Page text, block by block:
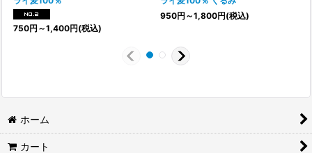
750円 ～1,400円(税込)
950円 ～1,800円(税込)
ホーム
カート